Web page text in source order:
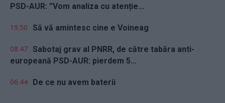
PSD-AUR: ”Vom analiza cu atenție...
19.50 Să vă amintesc cine e Voineag
08.47 Sabotaj grav al PNRR, de către tabăra anti-
europeană PSD-AUR: pierdem 5...
06.44 De ce nu avem baterii